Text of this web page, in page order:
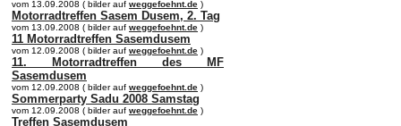
vom 13.09.2008 ( bilder auf weggefoehnt.de )
Motorradtreffen Sasem Dusem, 2. Tag
vom 13.09.2008 ( bilder auf weggefoehnt.de )
11 Motorradtreffen Sasemdusem
vom 12.09.2008 ( bilder auf weggefoehnt.de )
11. Motorradtreffen des MF
Sasemdusem
vom 12.09.2008 ( bilder auf weggefoehnt.de )
Sommerparty Sadu 2008 Samstag
vom 12.09.2008 ( bilder auf weggefoehnt.de )
Treffen Sasemdusem